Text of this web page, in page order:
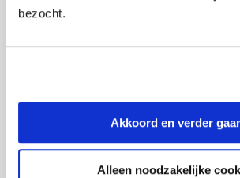
bezocht.
Akkoord en verder
Alleen noodzakelijke
i
i
b
2026
augustus 2026